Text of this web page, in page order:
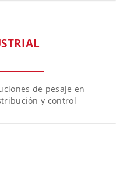
de pesaje en
y control